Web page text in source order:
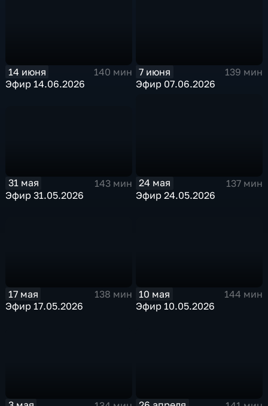
14 июня
140 мин
Эфир 14.06.2026
7 июня
139 мин
Эфир 07.06.2026
31 мая
143 мин
Эфир 31.05.2026
24 мая
137 мин
Эфир 24.05.2026
17 мая
138 мин
Эфир 17.05.2026
10 мая
144 мин
Эфир 10.05.2026